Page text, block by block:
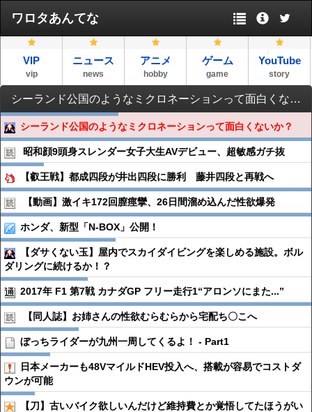
ワロタあんてな
VIP
vip
ニュース
news
アニメ
hobby
ゲーム
game
YouTube
story
シーランド公国のようなミクロネーションって面白くないか？
シーランド公国のようなミクロネーションって面白くないか？
昭和顔9頭身スレンダー女子大生AVデビュー、超敏感ガチ抜
【叡王戦】都成四段が井出四段に勝利 藤井四段と再戦へ
【動画】激イキ172回膣痙攣、26日間溜め込んだ性欲爆発
ホンダ、新型「N-BOX」公開！
【ダサくない玉】屋内でスカイダイビングを楽しめる施設。ボル
ダリングに続けるか！？
2017年 F1 第7戦 カナダGP フリー走行1“アロンソにまた...”
【同人誌】お姉さんの性欲むらむらから宅配ち〇こへ
ぼっちライダーが九州一周してくるよ！ - Part1
日本メーカーも48VマイルドHEV投入へ、搭載が容易でコストダ
ウンが可能
【刀】古いバイク欲しいんだけど維持費とか覚悟してたほうがい